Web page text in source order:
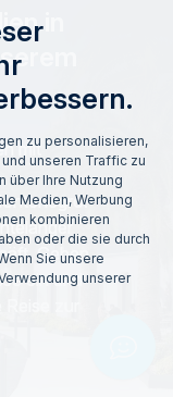
in
mit
Geben
ein und
zur
zu personalisieren,
unseren Traffic zu
über Ihre Nutzung
Medien, Werbung
kombinieren
oder die sie durch
Sie unsere
unserer